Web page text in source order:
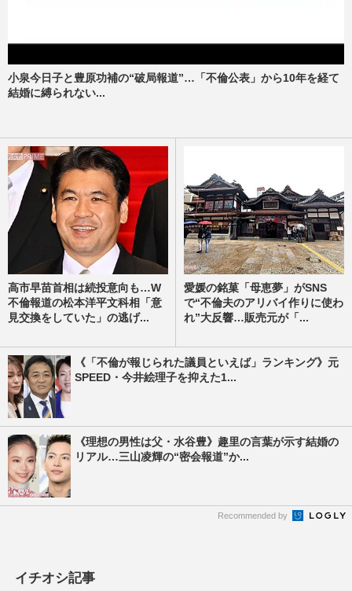
小泉今日子と豊原功補の“破局報道”…「不倫公表」から10年を経て
結婚に縛られない...
高市早苗首相は続投意向も…W
不倫報道の松本洋平文科相「意
見交換をしていた」の逃げ...
愛媛の銘菓「母恵夢」がSNS
で“不倫夫のアリバイ作りに使わ
れ”大反響…販売元が「...
《「不倫が報じられた議員といえば」ランキング》元
SPEED・今井絵理子を抑えた1...
《理想の男性は父・水谷豊》趣里の言葉が示す結婚の
リアル…三山凌輝の“密会報道”か...
Recommended by
イチオシ記事